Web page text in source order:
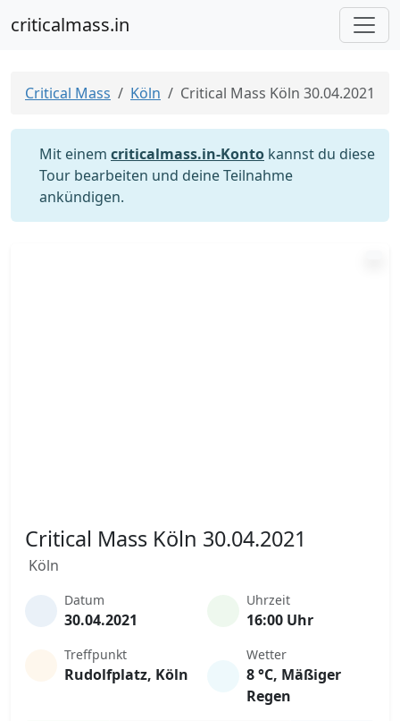
criticalmass.in
Critical Mass Köln Critical Mass Köln 30.04.2021
Mit einem criticalmass.in-Konto kannst du diese
Tour bearbeiten und deine Teilnahme
ankündigen.
Critical Mass Köln 30.04.2021
Köln
Datum
30.04.2021
Uhrzeit
16:00 Uhr
Treffpunkt
Rudolfplatz, Köln
Wetter
8 °C, Mäßiger
Regen